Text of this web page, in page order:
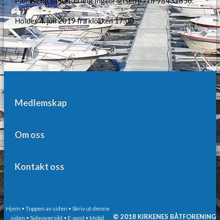
Holdes 4. juli 2019 fra klokken 17:00
Medlemskap
Om oss
Kontakt oss
© 2018 KIRKENES BÅTFORENING
Hjem • Toppen av siden • Skriv ut denne
siden • Sideoversikt • E-post • Mobil